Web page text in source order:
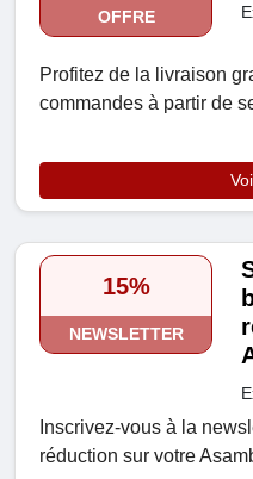
OFFRE
Profitez de la livraison
commandes à partir de
15%
NEWSLETTER
Inscrivez-vous à la
réduction sur votre